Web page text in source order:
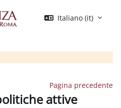
Italiano ‎(it)‎
Pagina precedente
attive